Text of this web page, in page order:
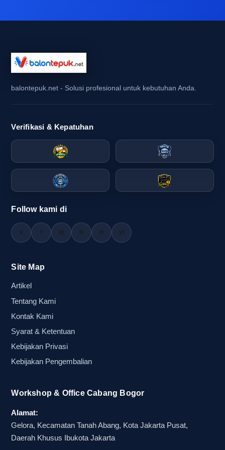
maupun event olahraga, produk ini memberi
visual crowd yang kuat tanpa perlu dekorasi
tepuk untuk promosi dan balon tepuk untuk
Dari sisi supply chain souvenir kampanye dan
merchandise promosi, balon tepuk termasuk
produk yang praktis karena bentuknya ringan,
mudah dibawa, dan bisa dicetak sesuai identitas
juga lebih fleksibel dibanding banyak atribut lain
yang membutuhkan proses finishing lebih
kompleks. Tidak heran jika banyak panitia
diproduksi cepat namun tetap menjaga kerapian
Situasi yang paling banyak memakai
Di Bogor dan wilayah Jabodetabek, balon tepuk
sering digunakan pada aktivasi booth pameran,
visual dari peserta. Untuk supporter, atribut ini
membantu tribun terlihat kompak dan berenergi.
Sementara untuk brand lokal, balon tepuk
promosi menjadi alat sederhana namun efektif
balontepuk.net - Solusi profesional untuk kebutuhan Anda.
Verifikasi & Kepatuhan
Follow kami di
x f ig tt in yt
Site Map
Artikel
Tentang Kami
Kontak Kami
Syarat & Ketentuan
Kebijakan Privasi
Kebijakan Pengembalian
Workshop & Office Cabang Bogor
Alamat:
Gelora, Kecamatan Tanah Abang, Kota Jakarta Pusat,
Daerah Khusus Ibukota Jakarta